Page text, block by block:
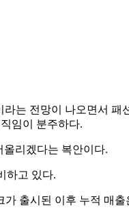
는 전망이 나오면서 패
임이 분주하다.
리겠다는 복안이다.
하고 있다.
출시된 이후 누적 매